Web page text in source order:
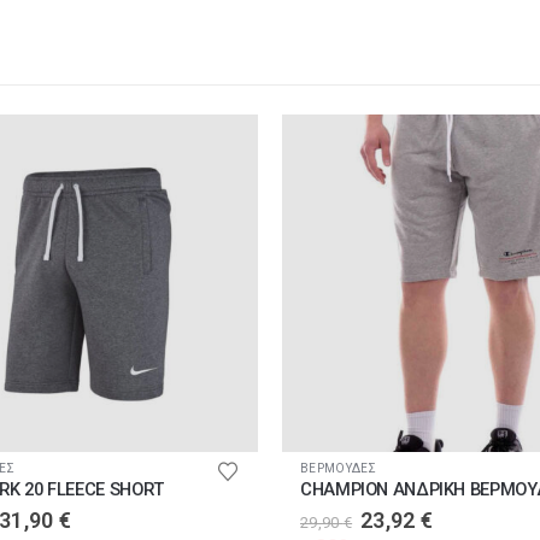
20 FLEECE SHORT
Original
31,90 €
Αυτό το προϊόν έχει πολλαπλές παραλλαγές. Οι επιλογές μπορούν να επιλεγούν στη σελίδα του προϊόντος
ΒΕΡΜΟΥΔΕΣ
CHAMPION ΑΝΔΡΙΚΗ
29,90€ Original
23,92 €